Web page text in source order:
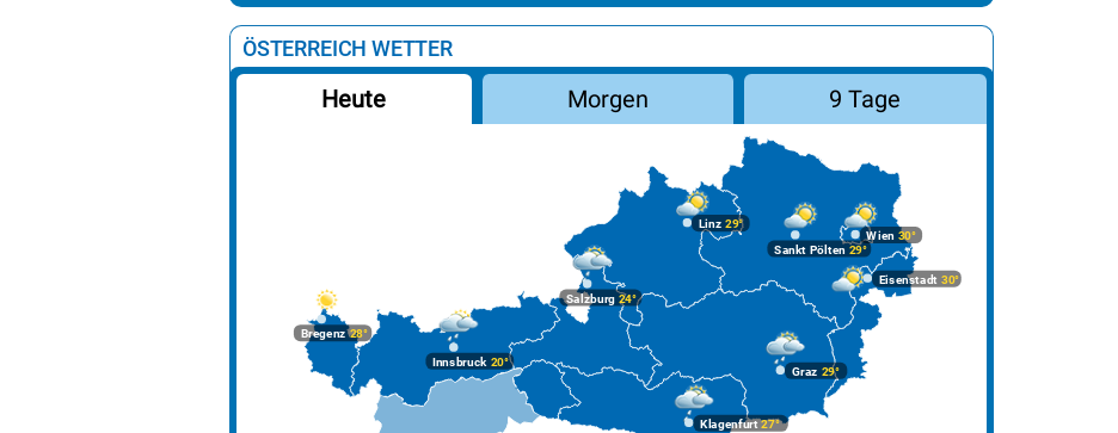
ÖSTERREICH WETTER
Heute Morgen 9 Tage
Bregenz28°
Graz 29°
Innsbruck20°
Klagenfurt27°
Linz 29°
Salzburg24°
Wien 30°
Eisenstadt 30°
Sankt Pölten 29°